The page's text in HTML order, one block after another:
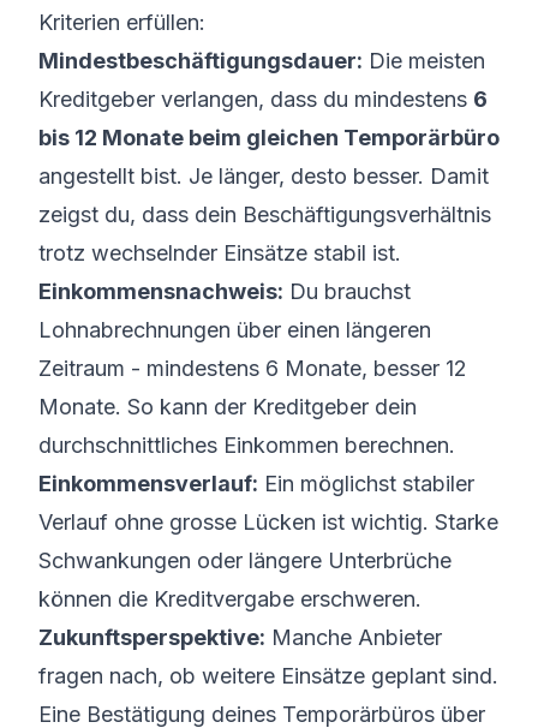
Kriterien erfüllen:
Mindestbeschäftigungsdauer: Die meisten
Kreditgeber verlangen, dass du mindestens 6
bis 12 Monate beim gleichen Temporärbüro
angestellt bist. Je länger, desto besser. Damit
zeigst du, dass dein Beschäftigungsverhältnis
trotz wechselnder Einsätze stabil ist.
Einkommensnachweis: Du brauchst
Lohnabrechnungen über einen längeren
Zeitraum - mindestens 6 Monate, besser 12
Monate. So kann der Kreditgeber dein
durchschnittliches Einkommen berechnen.
Einkommensverlauf: Ein möglichst stabiler
Verlauf ohne grosse Lücken ist wichtig. Starke
Schwankungen oder längere Unterbrüche
können die Kreditvergabe erschweren.
Zukunftsperspektive: Manche Anbieter
fragen nach, ob weitere Einsätze geplant sind.
Eine Bestätigung deines Temporärbüros über